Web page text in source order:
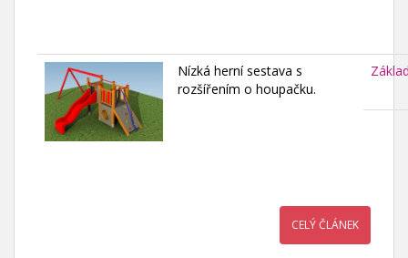
Nízká herní sestava s
rozšířením o houpačku.
CELÝ ČLÁNEK